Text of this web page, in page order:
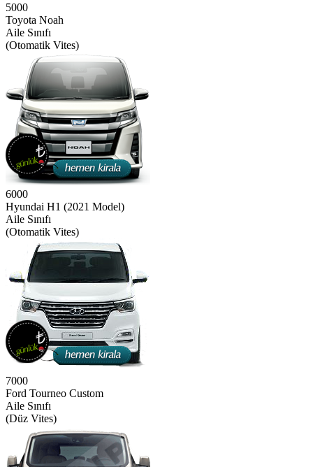
5000
Toyota Noah
Aile Sınıfı
(Otomatik Vites)
6000
Hyundai H1 (2021 Model)
Aile Sınıfı
(Otomatik Vites)
7000
Ford Tourneo Custom
Aile Sınıfı
(Düz Vites)